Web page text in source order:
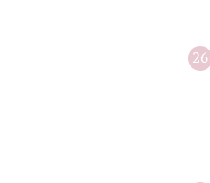
26